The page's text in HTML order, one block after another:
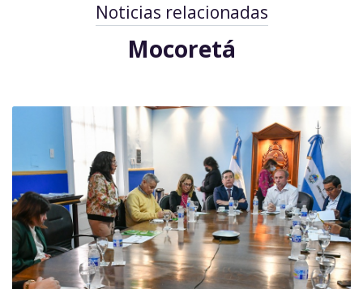
Noticias relacionadas
Mocoretá